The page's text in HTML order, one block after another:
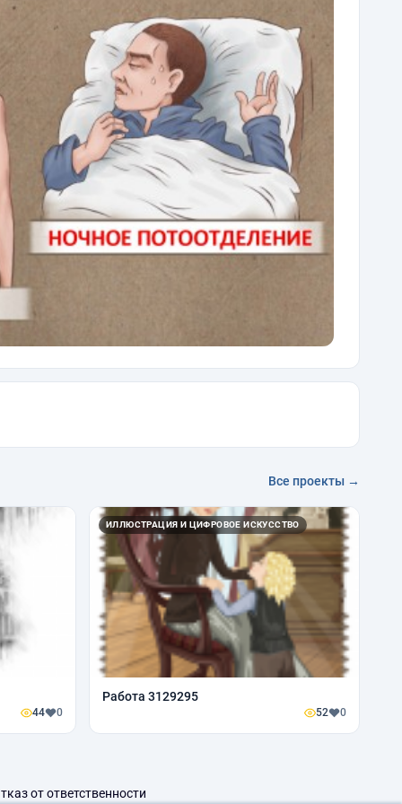
Все проекты →
44 0
ИЛЛЮСТРАЦИЯ И ЦИФРОВОЕ ИСКУССТВО
Работа 3129295
52 0
от ответственности